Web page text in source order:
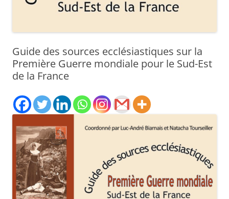
Guide des sources ecclésiastiques sur la
Première Guerre mondiale pour le Sud-Est
de la France